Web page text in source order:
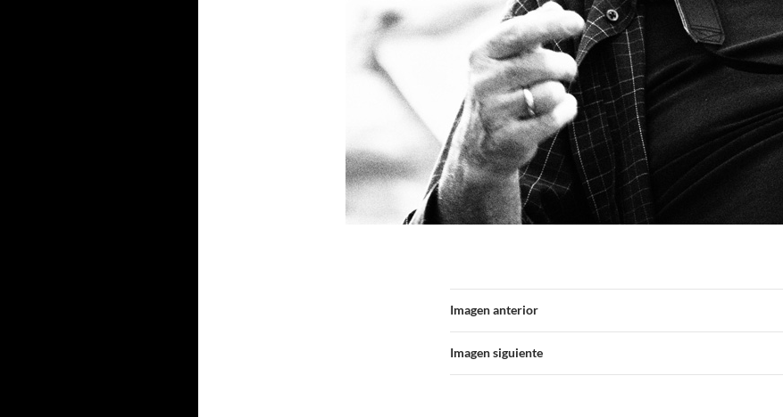
Imagen anterior
Imagen siguiente